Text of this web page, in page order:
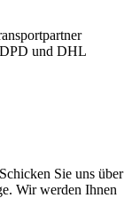
DPD und DHL
Sie uns über
Wir werden Ihnen